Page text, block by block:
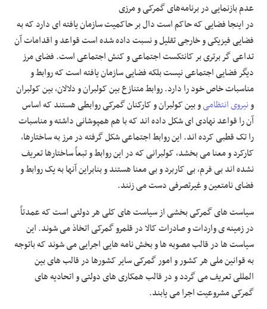
عدم بازنمایی در برنامه‌های گمرکی و مرزی
در اینجا فضایی که حاکم است دال بر حاکمیت سازمان یافته ای دارد که به
فضایی فیزیکی و خارجی تقلیل و نسبت داده شده است قواعد و اقدامات آن
تداعی گر برتری بر کانتکست اجتماعی و کنش اجتماعی است. فضای مرز
دیگر فضایی اجتماعی نیست بلکه فضایی سازمان یافته است که روابط و
مناسبات خاص خود را دارد. روابط متنازع بین کولبران و دلالان، بین کولبران
ونیروی انتظامیو بین کولبران و کارکنان گمرکی روابطی هستند که اساس
آن را قواعد نهادی ای شکل داده اند که با هم همپوشانی داشته و مناسبات
را تک قطبی کرده اند. این روابط اجتماعی شکل گرفته در مرز به ساختارها،
کارکرد و معنا می بخشد، کولبرانی که در این روابط و تبعاً ساختارها تعریف
نشده اند بی فرم، بی کاربرد و بی معنا هستند و بنابراین آنها به یک روابط و
فضای نامتعین و غیرتصرفی دست می زنند.
سیاست های گمرکی بخشی از سیاست های کلی هر دولتی است که عمدتاً
در زمینه ی واردات و صادرات کالا در قلمرو گمرکی اتخاذ می شوند. این
سیاست ها در قالب مصوبه ها و بخش نامه هایی اجرایی می شوند که باتوجه
به قوانین ملی هر کشور و امور گمرکی سایر کشورها در قالب های بین
المللی تعریف می گردد و در قالب همکاری های دولتی و اتحادیه های
گمرکی مشروعیت اجرا می یابند.